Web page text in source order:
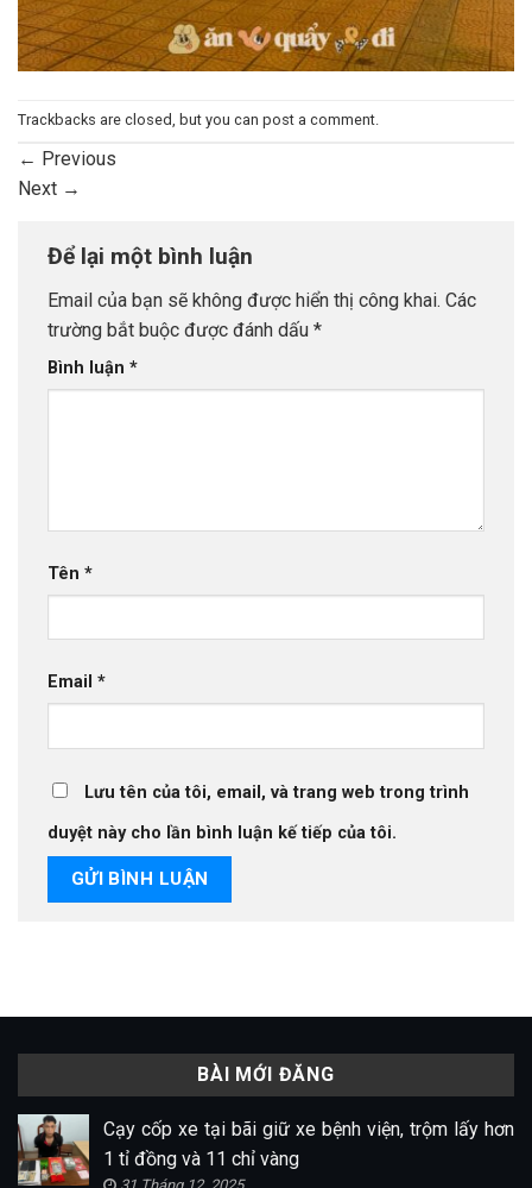
Trackbacks are closed, but you can post a comment.
← Previous
Next →
Để lại một bình luận
Email của bạn sẽ không được hiển thị công khai. Các
trường bắt buộc được đánh dấu *
Bình luận *
Tên *
Email *
Lưu tên của tôi, email, và trang web trong trình
duyệt này cho lần bình luận kế tiếp của tôi.
BÀI MỚI ĐĂNG
Cạy cốp xe tại bãi giữ xe bệnh viện, trộm lấy hơn
1 tỉ đồng và 11 chỉ vàng